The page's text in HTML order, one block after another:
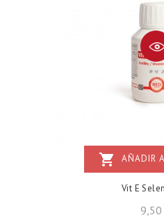
shopping_cart AÑADIR
Vit E
9,50